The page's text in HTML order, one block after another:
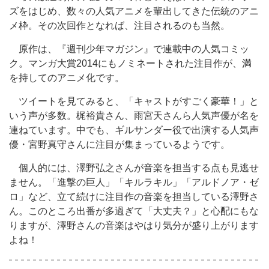
ズをはじめ、数々の人気アニメを輩出してきた伝統のアニ
メ枠。その次回作となれば、注目されるのも当然。
原作は、『週刊少年マガジン』で連載中の人気コミッ
ク。マンガ大賞2014にもノミネートされた注目作が、満
を持してのアニメ化です。
ツイートを見てみると、「キャストがすごく豪華！」と
いう声が多数。梶裕貴さん、雨宮天さんら人気声優が名を
連ねています。中でも、ギルサンダー役で出演する人気声
優・宮野真守さんに注目が集まっているようです。
個人的には、澤野弘之さんが音楽を担当する点も見逃せ
ません。「進撃の巨人」「キルラキル」「アルドノア・ゼ
ロ」など、立て続けに注目作の音楽を担当している澤野さ
ん。このところ出番が多過ぎて「大丈夫？」と心配にもな
りますが、澤野さんの音楽はやはり気分が盛り上がります
よね！